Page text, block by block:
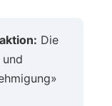
Die